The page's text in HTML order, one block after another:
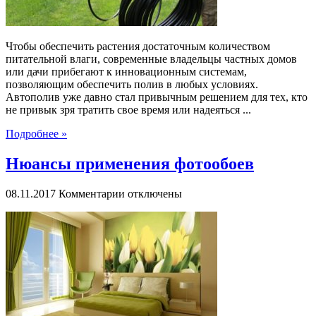
Чтобы обеспечить растения достаточным количеством
питательной влаги, современные владельцы частных домов
или дачи прибегают к инновационным системам,
позволяющим обеспечить полив в любых условиях.
Автополив уже давно стал привычным решением для тех, кто
не привык зря тратить свое время или надеяться ...
Подробнее »
Нюансы применения фотообоев
08.11.2017 Комментарии к
Нюансы
применения
фотообоев
отключены